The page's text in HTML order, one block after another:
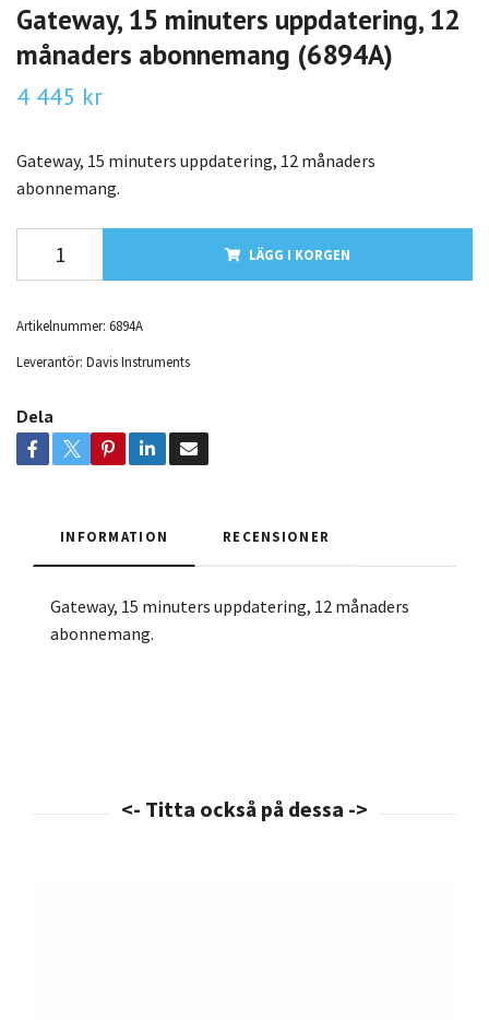
Gateway, 15 minuters uppdatering, 12
månaders abonnemang (6894A)
4 445 kr
Gateway, 15 minuters uppdatering, 12 månaders
abonnemang.
LÄGG I KORGEN
Artikelnummer: 6894A
Leverantör: Davis Instruments
Dela
INFORMATION RECENSIONER
Gateway, 15 minuters uppdatering, 12 månaders
abonnemang.